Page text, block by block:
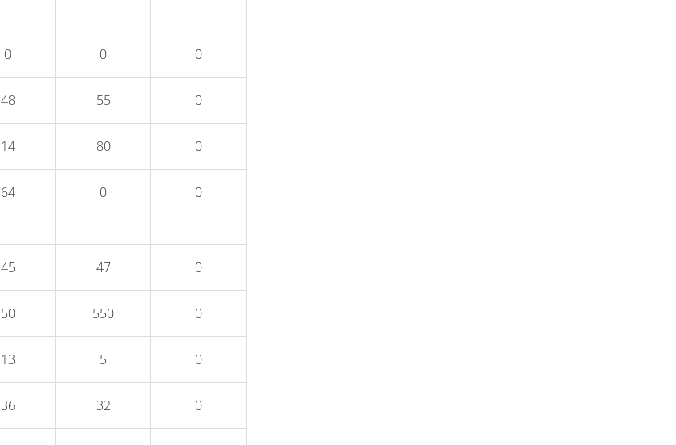
0 0 0
48 55 0
14 80 0
64 0 0
45 47 0
50 550 0
13 5 0
36 32 0